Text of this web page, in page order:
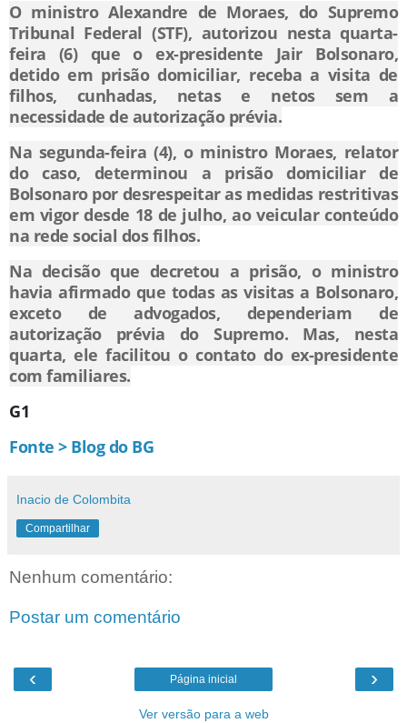
O ministro Alexandre de Moraes, do Supremo
Tribunal Federal (STF), autorizou nesta quarta-
feira (6) que o ex-presidente Jair Bolsonaro,
detido em prisão domiciliar, receba a visita de
filhos, cunhadas, netas e netos sem a
necessidade de autorização prévia.
Na segunda-feira (4), o ministro Moraes, relator
do caso, determinou a prisão domiciliar de
Bolsonaro por desrespeitar as medidas restritivas
em vigor desde 18 de julho, ao veicular conteúdo
na rede social dos filhos.
Na decisão que decretou a prisão, o ministro
havia afirmado que todas as visitas a Bolsonaro,
exceto de advogados, dependeriam de
autorização prévia do Supremo. Mas, nesta
quarta, ele facilitou o contato do ex-presidente
com familiares.
G1
Fonte > Blog do BG
Inacio de Colombita
Compartilhar
Nenhum comentário:
Postar um comentário
‹ ›
Página inicial
Ver versão para a web